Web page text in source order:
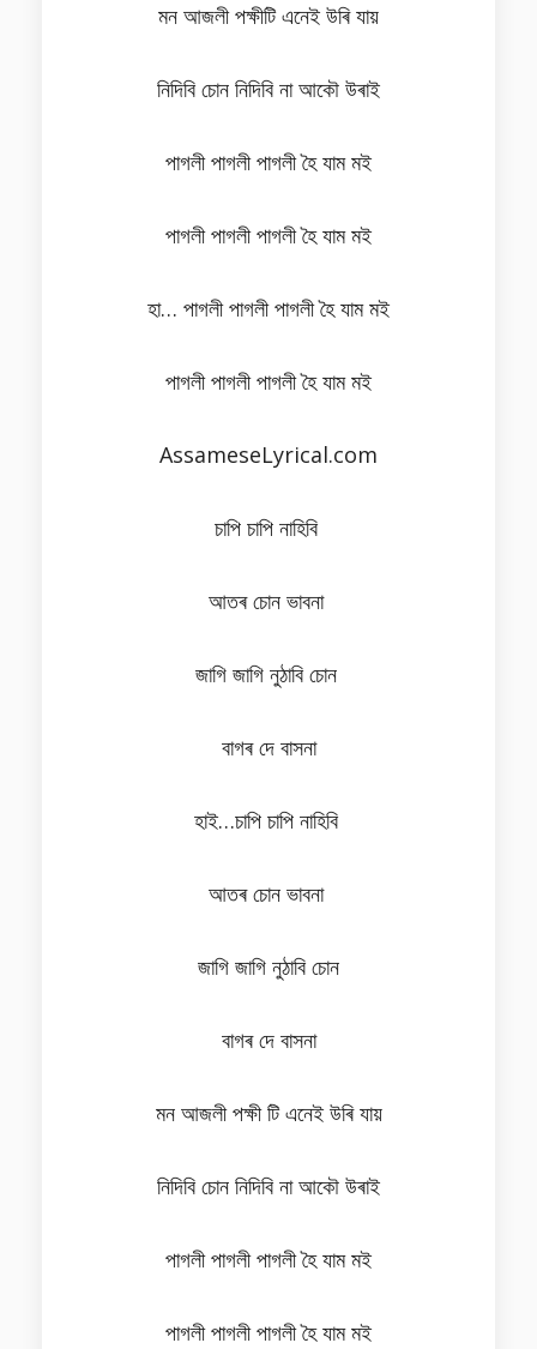
মন‌ আজলী পক্ষীটি এনেই উৰি যায়
নিদিবি চোন নিদিবি না আকৌ উৰাই
পাগলী পাগলী পাগলী হৈ যাম মই
পাগলী পাগলী পাগলী হৈ যাম মই
হা… পাগলী পাগলী পাগলী হৈ যাম মই
পাগলী পাগলী পাগলী হৈ যাম মই
AssameseLyrical.com
চাপি চাপি নাহিবি
আতৰ চোন ভাবনা
জাগি জাগি নুঠাবি চোন
বাগৰ দে বাসনা
হাই…চাপি চাপি নাহিবি
আতৰ চোন ভাবনা
জাগি জাগি নুঠাবি চোন
বাগৰ দে বাসনা
মন‌ আজলী পক্ষী টি এনেই উৰি যায়
নিদিবি চোন নিদিবি না আকৌ উৰাই
পাগলী পাগলী পাগলী হৈ যাম মই
পাগলী পাগলী পাগলী হৈ যাম মই